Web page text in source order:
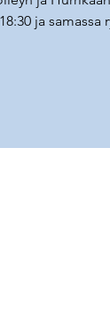
ja